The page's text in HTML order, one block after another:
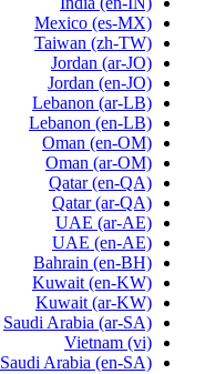
Mexico (es-MX)
Taiwan (zh-TW)
Jordan (ar-JO)
Jordan (en-JO)
Lebanon (ar-LB)
Lebanon (en-LB)
Oman (en-OM)
Oman (ar-OM)
Qatar (en-QA)
Qatar (ar-QA)
UAE (ar-AE)
UAE (en-AE)
Bahrain (en-BH)
Kuwait (en-KW)
Kuwait (ar-KW)
Saudi Arabia (ar-SA)
Vietnam (vi)
Saudi Arabia (en-SA)